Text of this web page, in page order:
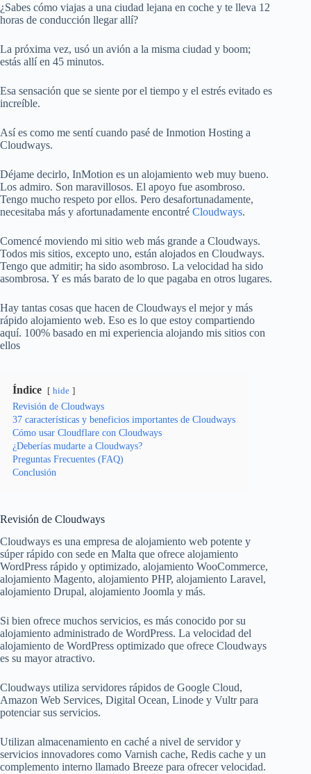
¿Sabes cómo viajas a una ciudad lejana en coche y te lleva 12
horas de conducción llegar allí?
La próxima vez, usó un avión a la misma ciudad y boom;
estás allí en 45 minutos.
Esa sensación que se siente por el tiempo y el estrés evitado es
increíble.
Así es como me sentí cuando pasé de Inmotion Hosting a
Cloudways.
Déjame decirlo, InMotion es un alojamiento web muy bueno.
Los admiro. Son maravillosos. El apoyo fue asombroso.
Tengo mucho respeto por ellos. Pero desafortunadamente,
necesitaba más y afortunadamente encontré Cloudways.
Comencé moviendo mi sitio web más grande a Cloudways.
Todos mis sitios, excepto uno, están alojados en Cloudways.
Tengo que admitir; ha sido asombroso. La velocidad ha sido
asombrosa. Y es más barato de lo que pagaba en otros lugares.
Hay tantas cosas que hacen de Cloudways el mejor y más
rápido alojamiento web. Eso es lo que estoy compartiendo
aquí. 100% basado en mi experiencia alojando mis sitios con
ellos
Índice hide
Revisión de Cloudways
37 características y beneficios importantes de Cloudways
Cómo usar Cloudflare con Cloudways
¿Deberías mudarte a Cloudways?
Preguntas Frecuentes (FAQ)
Conclusión
Revisión de Cloudways
Cloudways es una empresa de alojamiento web potente y
súper rápido con sede en Malta que ofrece alojamiento
WordPress rápido y optimizado, alojamiento WooCommerce,
alojamiento Magento, alojamiento PHP, alojamiento Laravel,
alojamiento Drupal, alojamiento Joomla y más.
Si bien ofrece muchos servicios, es más conocido por su
alojamiento administrado de WordPress. La velocidad del
alojamiento de WordPress optimizado que ofrece Cloudways
es su mayor atractivo.
Cloudways utiliza servidores rápidos de Google Cloud,
Amazon Web Services, Digital Ocean, Linode y Vultr para
potenciar sus servicios.
Utilizan almacenamiento en caché a nivel de servidor y
servicios innovadores como Varnish cache, Redis cache y un
complemento interno llamado Breeze para ofrecer velocidad.